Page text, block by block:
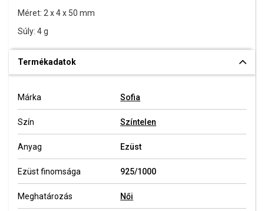
Méret: 2 x 4 x 50 mm
Súly: 4 g
Termékadatok
Márka Sofia
Szín Színtelen
Anyag Ezüst
Ezüst finomsága 925/1000
Meghatározás Női